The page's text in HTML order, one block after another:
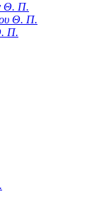
Θ. Π.
Θ. Π.
Π.